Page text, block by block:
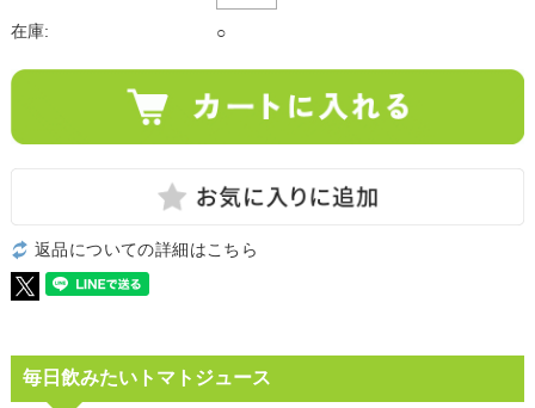
在庫: ○
返品についての詳細はこちら
毎日飲みたいトマトジュース